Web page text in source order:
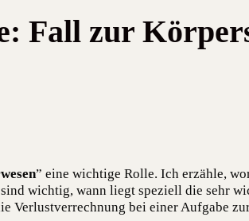
Fall zur
” eine wich­ti­ge Rol­le. Ich erzäh­le,
wich­tig, wann liegt spe­zi­ell die sehr
Ver­lust­ver­rech­nung bei einer Auf­ga­be